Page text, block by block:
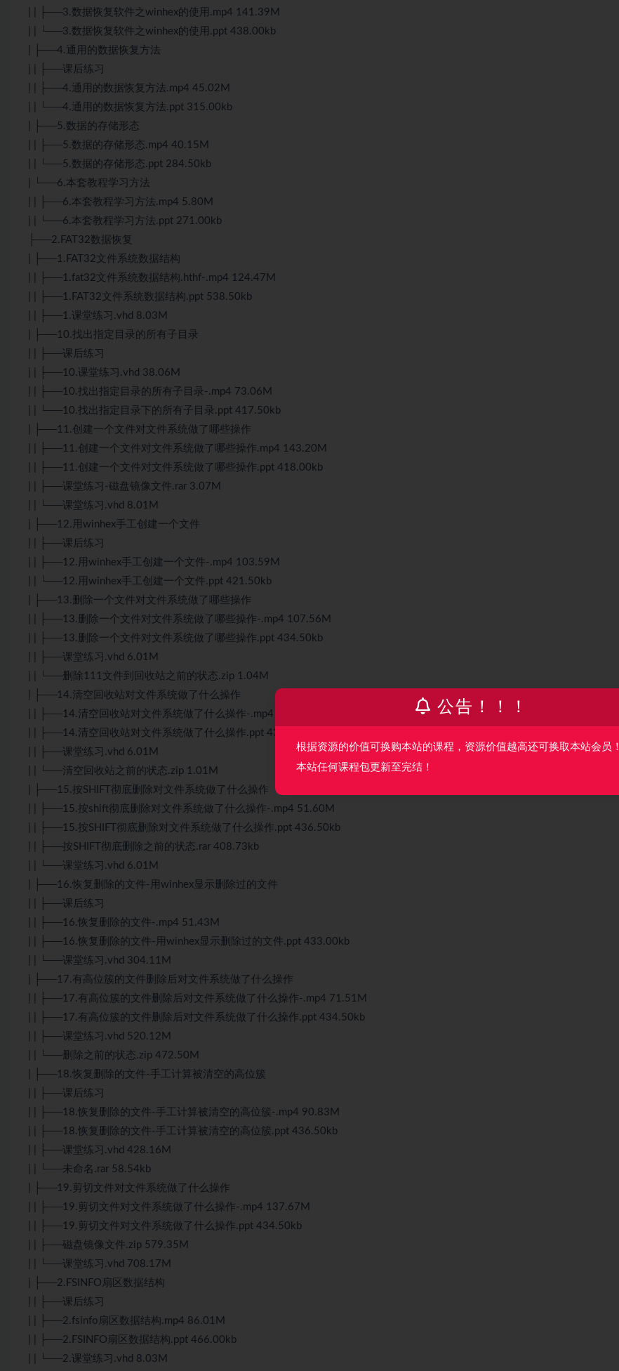
| | ├──3.数据恢复软件之winhex的使用.mp4 141.39M
| | └──3.数据恢复软件之winhex的使用.ppt 438.00kb
| ├──4.通用的数据恢复方法
| | ├──课后练习
| | ├──4.通用的数据恢复方法.mp4 45.02M
| | └──4.通用的数据恢复方法.ppt 315.00kb
| ├──5.数据的存储形态
| | ├──5.数据的存储形态.mp4 40.15M
| | └──5.数据的存储形态.ppt 284.50kb
| └──6.本套教程学习方法
| | ├──6.本套教程学习方法.mp4 5.80M
| | └──6.本套教程学习方法.ppt 271.00kb
├──2.FAT32数据恢复
| ├──1.FAT32文件系统数据结构
| | ├──1.fat32文件系统数据结构.hthf-.mp4 124.47M
| | ├──1.FAT32文件系统数据结构.ppt 538.50kb
| | ├──1.课堂练习.vhd 8.03M
| ├──10.找出指定目录的所有子目录
| | ├──课后练习
| | ├──10.课堂练习.vhd 38.06M
| | ├──10.找出指定目录的所有子目录-.mp4 73.06M
| | └──10.找出指定目录下的所有子目录.ppt 417.50kb
| ├──11.创建一个文件对文件系统做了哪些操作
| | ├──11.创建一个文件对文件系统做了哪些操作.mp4 143.20M
| | ├──11.创建一个文件对文件系统做了哪些操作.ppt 418.00kb
| | ├──课堂练习-磁盘镜像文件.rar 3.07M
| | └──课堂练习.vhd 8.01M
| ├──12.用winhex手工创建一个文件
| | ├──课后练习
| | ├──12.用winhex手工创建一个文件-.mp4 103.59M
| | └──12.用winhex手工创建一个文件.ppt 421.50kb
| ├──13.删除一个文件对文件系统做了哪些操作
| | ├──13.删除一个文件对文件系统做了哪些操作-.mp4 107.56M
| | ├──13.删除一个文件对文件系统做了哪些操作.ppt 434.50kb
| | ├──课堂练习.vhd 6.01M
| | └──删除111文件到回收站之前的状态.zip 1.04M
| ├──14.清空回收站对文件系统做了什么操作
| | ├──14.清空回收站对文件系统做了什么操作-.mp4 60.44M
| | ├──14.清空回收站对文件系统做了什么操作.ppt 433.50kb
| | ├──课堂练习.vhd 6.01M
| | └──清空回收站之前的状态.zip 1.01M
| ├──15.按SHIFT彻底删除对文件系统做了什么操作
| | ├──15.按shift彻底删除对文件系统做了什么操作-.mp4 51.60M
| | ├──15.按SHIFT彻底删除对文件系统做了什么操作.ppt 436.50kb
| | ├──按SHIFT彻底删除之前的状态.rar 408.73kb
| | └──课堂练习.vhd 6.01M
| ├──16.恢复删除的文件-用winhex显示删除过的文件
| | ├──课后练习
| | ├──16.恢复删除的文件-.mp4 51.43M
| | ├──16.恢复删除的文件-用winhex显示删除过的文件.ppt 433.00kb
| | └──课堂练习.vhd 304.11M
| ├──17.有高位簇的文件删除后对文件系统做了什么操作
| | ├──17.有高位簇的文件删除后对文件系统做了什么操作-.mp4 71.51M
| | ├──17.有高位簇的文件删除后对文件系统做了什么操作.ppt 434.50kb
| | ├──课堂练习.vhd 520.12M
| | └──删除之前的状态.zip 472.50M
| ├──18.恢复删除的文件-手工计算被清空的高位簇
| | ├──课后练习
| | ├──18.恢复删除的文件-手工计算被清空的高位簇-.mp4 90.83M
| | ├──18.恢复删除的文件-手工计算被清空的高位簇.ppt 436.50kb
| | ├──课堂练习.vhd 428.16M
| | └──未命名.rar 58.54kb
| ├──19.剪切文件对文件系统做了什么操作
| | ├──19.剪切文件对文件系统做了什么操作-.mp4 137.67M
| | ├──19.剪切文件对文件系统做了什么操作.ppt 434.50kb
| | ├──磁盘镜像文件.zip 579.35M
| | └──课堂练习.vhd 708.17M
| ├──2.FSINFO扇区数据结构
| | ├──课后练习
| | ├──2.fsinfo扇区数据结构.mp4 86.01M
| | ├──2.FSINFO扇区数据结构.ppt 466.00kb
| | └──2.课堂练习.vhd 8.03M
公告！！！
根据资源的价值可换购本站的课程，资源价值越高还可换取本站会员！
本站任何课程包更新至完结！